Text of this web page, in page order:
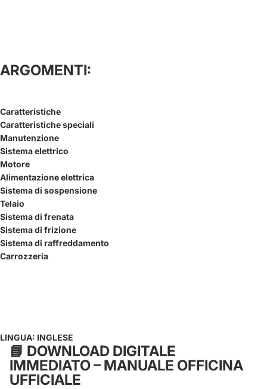
ARGOMENTI:
Caratteristiche
Caratteristiche speciali
Manutenzione
Sistema elettrico
Motore
Alimentazione elettrica
Sistema di sospensione
Telaio
Sistema di frenata
Sistema di frizione
Sistema di raffreddamento
Carrozzeria
LINGUA: INGLESE
📘 DOWNLOAD DIGITALE
IMMEDIATO – MANUALE OFFICINA
UFFICIALE